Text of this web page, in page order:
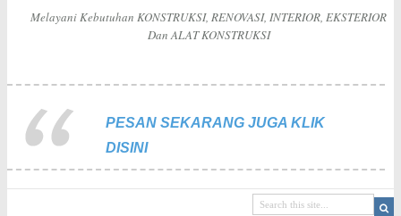
Melayani Kebutuhan KONSTRUKSI, RENOVASI, INTERIOR, EKSTERIOR
Dan ALAT KONSTRUKSI
PESAN SEKARANG JUGA KLIK
DISINI